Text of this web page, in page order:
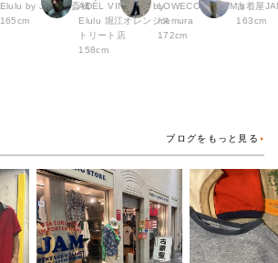
Elulu by JAM 心斎橋
165cm
ADÉL VINTAGE by
Elulu 堀江オレンジス
トリート店
158cm
LOWECO by JAM a
memura
172cm
古着屋
163cm
ブログをもっと見る